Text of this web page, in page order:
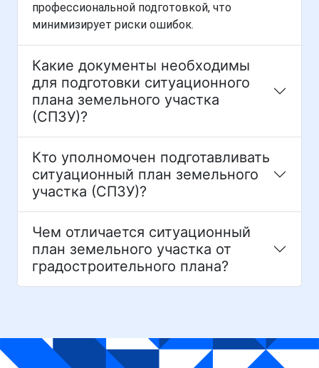
профессиональной подготовкой, что
минимизирует риски ошибок.
Какие документы необходимы
для подготовки ситуационного
плана земельного участка
(СПЗУ)?
Кто уполномочен подготавливать
ситуационный план земельного
участка (СПЗУ)?
Чем отличается ситуационный
план земельного участка от
градостроительного плана?